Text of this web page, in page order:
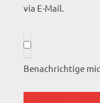
via E-Mail.
Benachrichtige